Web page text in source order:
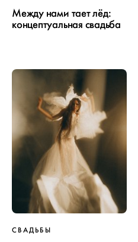
Между нами тает лёд:
концептуальная свадьба
СВАДЬБЫ